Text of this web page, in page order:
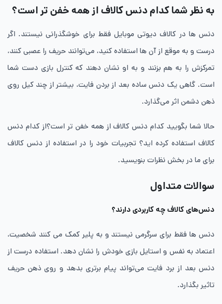
به نظر شما کدام دنس کالاف از همه خفن تر است؟
دنس ها در کالاف دیوتی موبایل فقط برای خوشگذرانی نیستند. اگر
درست و به موقع از آن ها استفاده کنید، می‌توانند حریف را عصبی کنند،
تمرکزش را به هم بزنند و به او نشان دهند که کنترل بازی دست شما
است. گاهی یک دنس ساده بعد از بردن فایت، بیشتر از چند کیل روی
ذهن دشمن اثر می‌گذارد.
حالا شما بگویید کدام دنس کالاف از همه خفن تر است؟از کدام دنس
کالاف استفاده کرده اید؟ تجربیات خود را در استفاده از دنس کالاف
برای ما در بخش نظرات بنویسید.
سوالات متداول
دنس‌های کالاف چه کاربردی دارند؟
دنس ها فقط برای سرگرمی نیستند و به پلیر کمک می کنند شخصیت،
اعتماد به نفس و استایل بازی خودش را نشان دهد. استفاده درست از
دنس بعد از برد فایت می‌تواند پیام برتری بدهد و روی ذهن حریف
تاثیر بگذارد.